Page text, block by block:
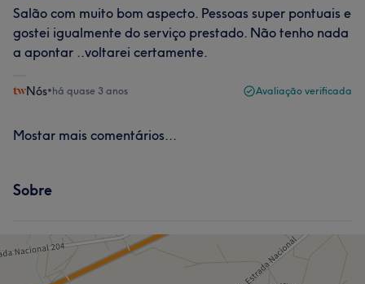
Salão com muito bom aspecto. Pessoas super pontuais e
gostei igualmente do serviço prestado. Não tenho nada
a apontar ..voltarei certamente.
Nós•há quase 3 anos Avaliação verificada
Mostar mais comentários...
Sobre